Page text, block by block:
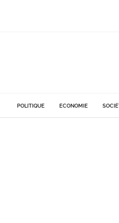
POLITIQUE ECONOMIE